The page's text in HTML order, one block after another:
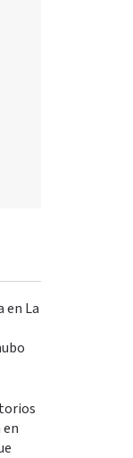
en La